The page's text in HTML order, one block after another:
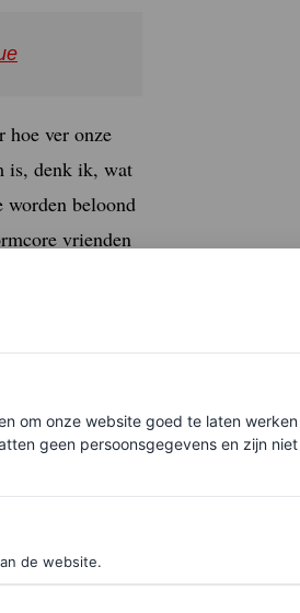
hoe ver onze
is, denk ik, wat
worden beloond
vrienden
alsof ik alleen
om onze website goed te laten werken
geen persoonsgegevens en zijn niet
de website.